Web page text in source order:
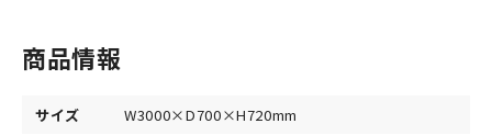
商品情報
サイズ
W3000×D700×H720mm